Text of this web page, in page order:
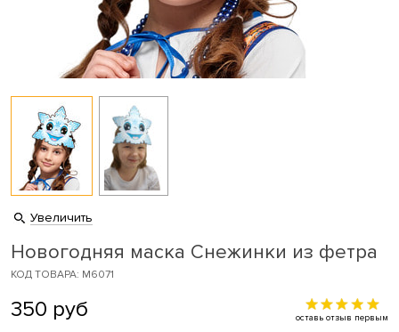
Увеличить
Новогодняя маска Снежинки из фетра
КОД ТОВАРА: M6071
350 руб оставь отзыв первым